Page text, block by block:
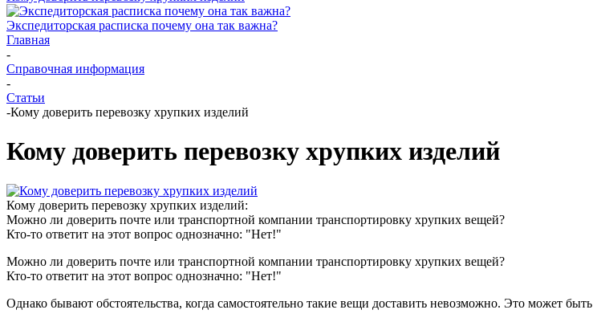
Экспедиторская расписка почему она так важна?
Главная
-
Справочная информация
-
Статьи
-Кому доверить перевозку хрупких изделий
Кому доверить перевозку хрупких изделий
Кому доверить перевозку хрупких изделий:
Можно ли доверить почте или транспортной компании транспортировку хрупких вещей?
Кто-то ответит на этот вопрос однозначно: "Нет!"
Можно ли доверить почте или транспортной компании транспортировку хрупких вещей?
Кто-то ответит на этот вопрос однозначно: "Нет!"
Однако бывают обстоятельства, когда самостоятельно такие вещи доставить невозможно. Это может быть